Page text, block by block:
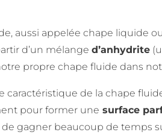
aussi appelée chape liquide
d’un mélange d’anhydrite
propre chape fluide dans
caractéristique de la chape
pour former une surface
gagner beaucoup de temps